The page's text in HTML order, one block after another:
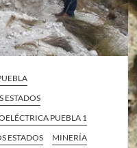
ESTADOS
PUEBLA 1
ESTADOS
MINERÍA